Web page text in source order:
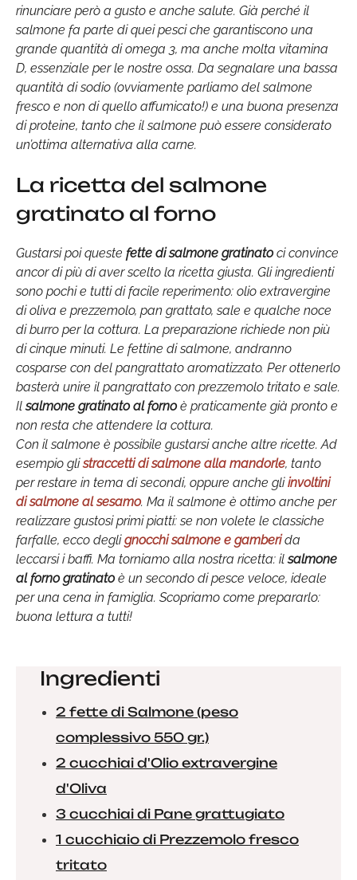
rinunciare però a gusto e anche salute. Già perché il
salmone fa parte di quei pesci che garantiscono una
grande quantità di omega 3, ma anche molta vitamina
D, essenziale per le nostre ossa. Da segnalare una bassa
quantità di sodio (ovviamente parliamo del salmone
fresco e non di quello affumicato!) e una buona presenza
di proteine, tanto che il salmone può essere considerato
un’ottima alternativa alla carne.
La ricetta del salmone
gratinato al forno
Gustarsi poi queste fette di salmone gratinatoci convince
ancor di più di aver scelto la ricetta giusta. Gli ingredienti
sono pochi e tutti di facile reperimento: olio extravergine
di oliva e prezzemolo, pan grattato, sale e qualche noce
di burro per la cottura. La preparazione richiede non più
di cinque minuti. Le fettine di salmone, andranno
cosparse con del pangrattato aromatizzato. Per ottenerlo
basterà unire il pangrattato con prezzemolo tritato e sale.
Ilsalmone gratinato al fornoè praticamente già pronto e
non resta che attendere la cottura.
Con il salmone è possibile gustarsi anche altre ricette. Ad
esempio glistraccetti di salmone alla mandorle, tanto
per restare in tema di secondi, oppure anche gliinvoltini
di salmone al sesamo. Ma il salmone è ottimo anche per
realizzare gustosi primi piatti: se non volete le classiche
farfalle, ecco deglignocchi salmone e gamberida
leccarsi i baffi. Ma torniamo alla nostra ricetta: ilsalmone
al forno gratinatoè un secondo di pesce veloce, ideale
per una cena in famiglia. Scopriamo come prepararlo:
buona lettura a tutti!
Ingredienti
2 fette di Salmone (peso
complessivo 550 gr.)
2 cucchiai d'Olio extravergine
d'Oliva
3 cucchiai di Pane grattugiato
1 cucchiaio di Prezzemolo fresco
tritato